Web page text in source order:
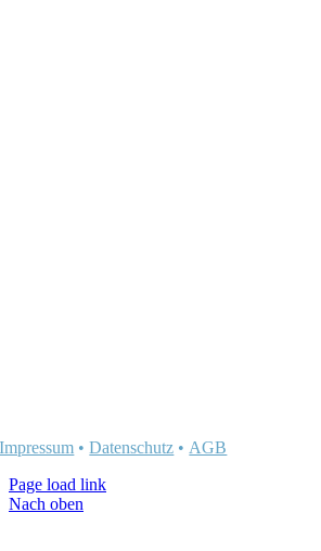
Impressum •Datenschutz • AGB
Page load link
Nach oben